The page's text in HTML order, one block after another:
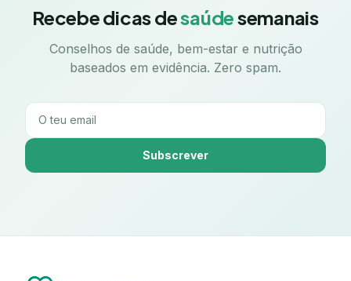
Recebe dicas desaúdesemanais
Conselhos de saúde, bem-estar e nutrição
baseados em evidência. Zero spam.
Subscrever